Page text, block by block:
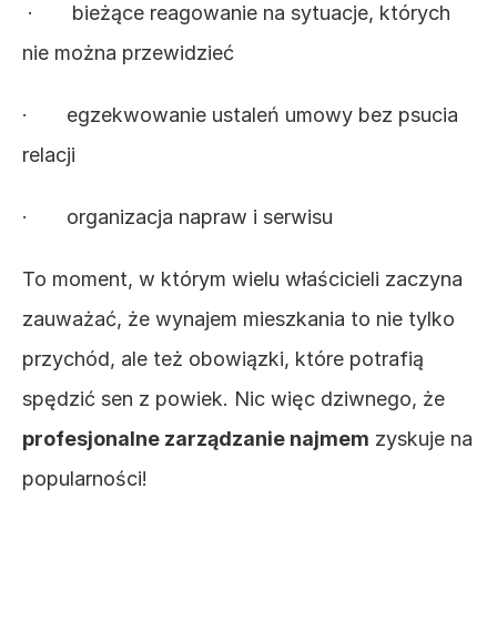
·       bieżące reagowanie na sytuacje, których
nie można przewidzieć
·       egzekwowanie ustaleń umowy bez psucia
relacji
·       organizacja napraw i serwisu
To moment, w którym wielu właścicieli zaczyna
zauważać, że wynajem mieszkania to nie tylko
przychód, ale też obowiązki, które potrafią
profesjonalne zarządzanie najmem zyskuje na
popularności!